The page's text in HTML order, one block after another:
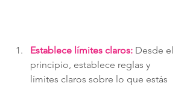
Establece límites claros: Desde el
principio, establece reglas y
límites claros sobre lo que estás